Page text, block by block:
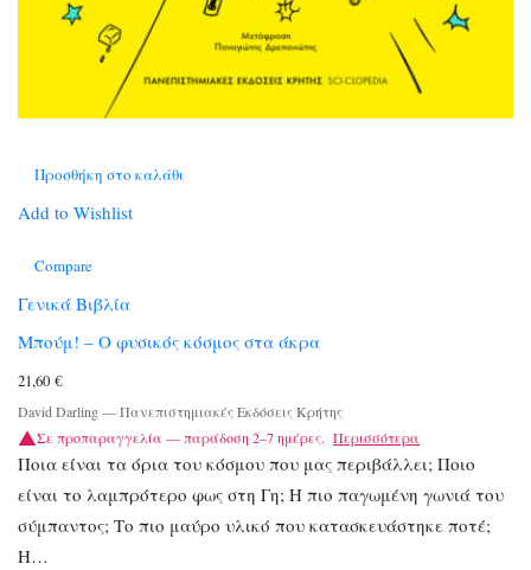
Προσθήκη στο καλάθι
Add to Wishlist
Compare
Γενικά Βιβλία
Μπούμ! – Ο φυσικός κόσμος στα άκρα
21,60 €
David Darling—Πανεπιστημιακές Εκδόσεις Κρήτης
Σε προπαραγγελία — παράδοση 2–7 ημέρες. Περισσότερα
Ποια είναι τα όρια του κόσμου που μας περιβάλλει; Ποιο
είναι το λαμπρότερο φως στη Γη; Η πιο παγωμένη γωνιά του
σύμπαντος; Το πιο μαύρο υλικό που κατασκευάστηκε ποτέ;
Η…